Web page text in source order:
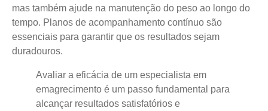
mas também ajude na manutenção do peso ao longo do
tempo. Planos de acompanhamento contínuo são
essenciais para garantir que os resultados sejam
duradouros.
Avaliar a eficácia de um especialista em
emagrecimento é um passo fundamental para
alcançar resultados satisfatórios e